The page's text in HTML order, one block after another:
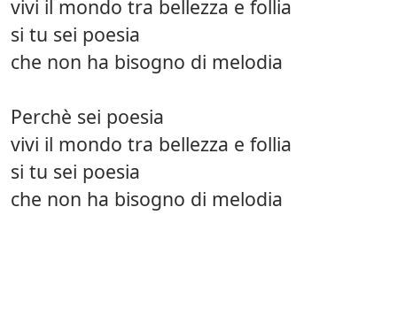
vivi il mondo tra bellezza e follia
si tu sei poesia
che non ha bisogno di melodia
Perchè sei poesia
vivi il mondo tra bellezza e follia
si tu sei poesia
che non ha bisogno di melodia